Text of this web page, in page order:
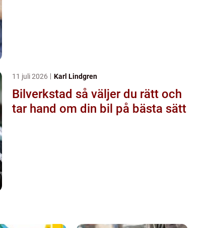
11 juli 2026 Karl Lindgren
Bilverkstad så väljer du rätt och
tar hand om din bil på bästa sätt